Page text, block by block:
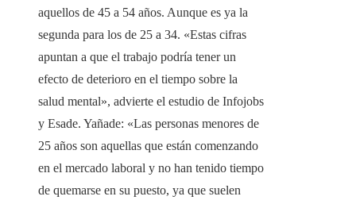
aquellos de 45 a 54 años. Aunque es ya la
segunda para los de 25 a 34. «Estas cifras
apuntan a que el trabajo podría tener un
efecto de deterioro en el tiempo sobre la
salud mental», advierte el estudio de Infojobs
y Esade. Yañade: «Las personas menores de
25 años son aquellas que están comenzando
en el mercado laboral y no han tenido tiempo
de quemarse en su puesto, ya que suelen